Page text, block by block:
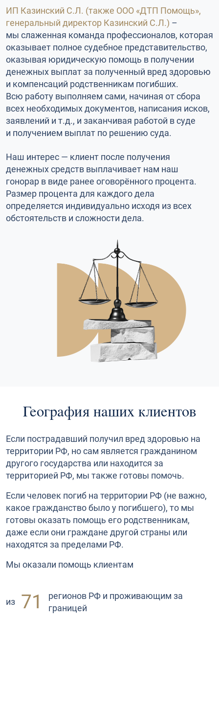
ИП Казинский С.Л. (также ООО «ДТП Помощь»,
генеральный директор Казинский С.Л.) –
мы слаженная команда профессионалов, которая
оказывает полное судебное представительство,
оказывая юридическую помощь в получении
денежных выплат за полученный вред здоровью
и компенсаций родственникам погибших.
Всю работу выполняем сами, начиная от сбора
всех необходимых документов, написания исков,
заявлений и т.д., и заканчивая работой в суде
и получением выплат по решению суда.
Наш интерес — клиент после получения
денежных средств выплачивает нам наш
гонорар в виде ранее оговорённого процента.
Размер процента для каждого дела
определяется индивидуально исходя из всех
обстоятельств и сложности дела.
География наших клиентов
Если пострадавший получил вред здоровью на
территории РФ, но сам является гражданином
другого государства или находится за
территорией РФ, мы также готовы помочь.
Если человек погиб на территории РФ (не важно,
какое гражданство было у погибшего), то мы
готовы оказать помощь его родственникам,
даже если они граждане другой страны или
находятся за пределами РФ.
Мы оказали помощь клиентам
из 71
регионов РФ и проживающим за
границей